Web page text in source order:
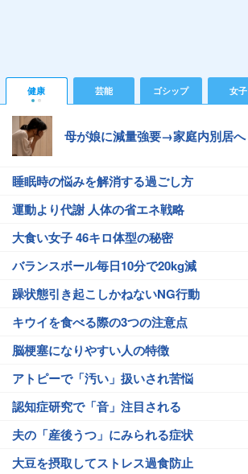
健康 芸能 ゴシップ 女子
母が娘に減量強要→家庭内別居へ
睡眠時の悩みを解消する過ごし方
運動より代謝 人体の省エネ戦略
大食い女子 46キロ体型の秘密
バランスボール毎日10分で20kg減
躁状態引き起こしかねないNG行動
キウイを食べる際の3つの注意点
脳梗塞になりやすい人の特徴
アトピーで「汚い」扱いされ苦悩
認知症研究で「音」注目される
夫の「産後うつ」にみられる症状
大豆を摂取してストレス過食防止